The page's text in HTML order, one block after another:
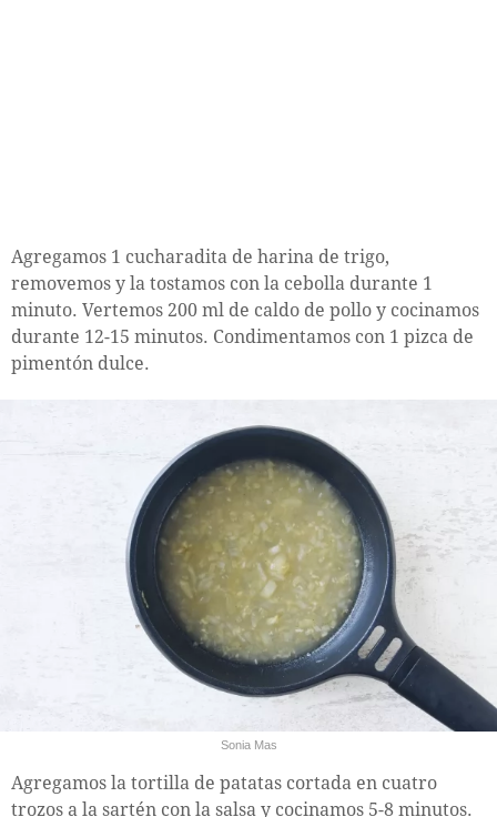
Agregamos 1 cucharadita de harina de trigo,
removemos y la tostamos con la cebolla durante 1
minuto. Vertemos 200 ml de caldo de pollo y cocinamos
durante 12-15 minutos. Condimentamos con 1 pizca de
pimentón dulce.
Sonia Mas
Agregamos la tortilla de patatas cortada en cuatro
trozos a la sartén con la salsa y cocinamos 5-8 minutos.